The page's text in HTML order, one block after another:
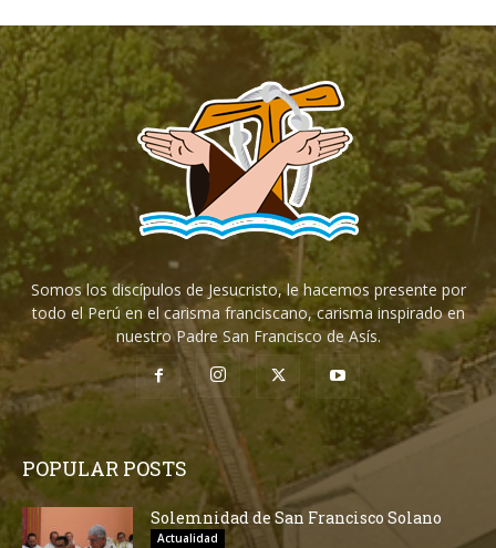
Somos los discípulos de Jesucristo, le hacemos presente por
todo el Perú en el carisma franciscano, carisma inspirado en
nuestro Padre San Francisco de Asís.
POPULAR POSTS
Solemnidad de San Francisco Solano
Actualidad